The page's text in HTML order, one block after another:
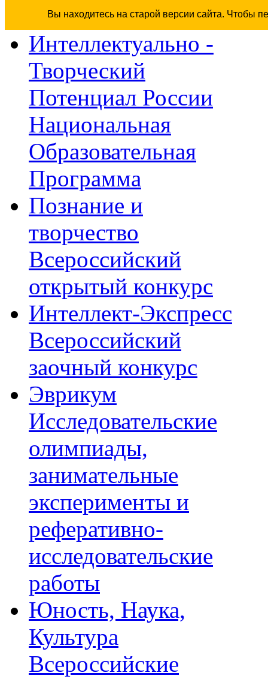
Вы находитесь на старой версии сайта. Чтобы
Интеллектуально -
Творческий
Потенциал России
Национальная
Образовательная
Программа
Познание и
творчество
Всероссийский
открытый конкурс
Интеллект-Экспресс
Всероссийский
заочный конкурс
Эврикум
Исследовательские
олимпиады,
занимательные
эксперименты и
реферативно-
исследовательские
работы
Юность, Наука,
Культура
Всероссийские